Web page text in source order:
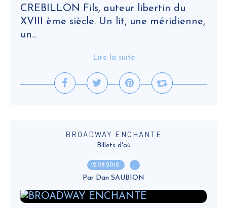
CREBILLON Fils, auteur libertin du
XVIII ème siècle. Un lit, une méridienne,
un...
Lire la suite
BROADWAY ENCHANTE
Billets d'où
12.08.2012 …
Par Dan SAUBION